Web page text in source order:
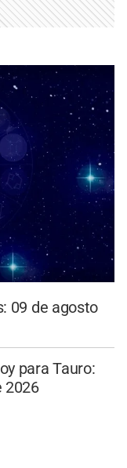
09 de agosto
para Tauro:
2026